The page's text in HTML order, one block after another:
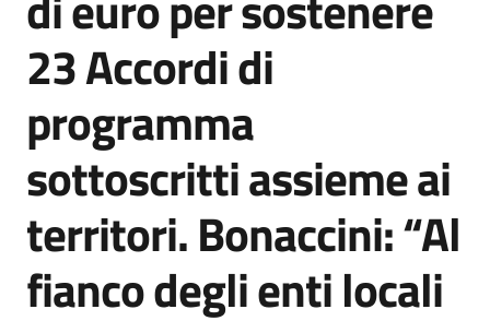
23 Accordi di
programma
sottoscritti assieme ai
territori. Bonaccini: “Al
fianco degli enti locali